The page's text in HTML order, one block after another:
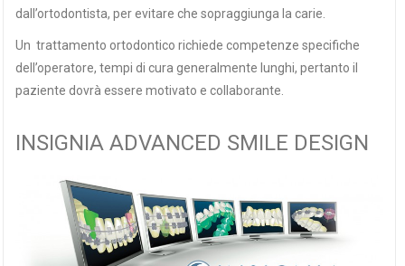
dall’ortodontista, per evitare che sopraggiunga la carie.
Un trattamento ortodontico richiede competenze specifiche
dell’operatore, tempi di cura generalmente lunghi, pertanto il
paziente dovrà essere motivato e collaborante.
INSIGNIA ADVANCED SMILE DESIGN